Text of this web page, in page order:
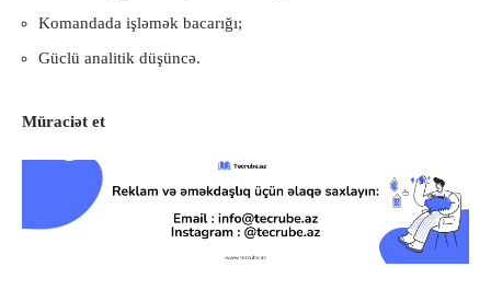
Komandada işləmək bacarığı;
Güclü analitik düşüncə.
Müraciət et